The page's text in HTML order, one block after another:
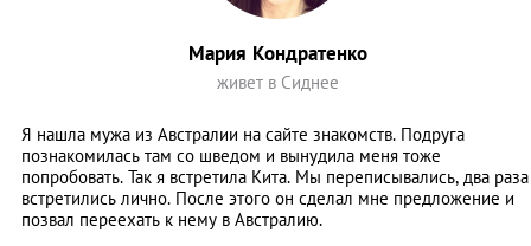
Мария Кондратенко
живет в Сиднее
Я нашла мужа из Австралии на сайте знакомств. Подруга
познакомилась там со шведом и вынудила меня тоже
попробовать. Так я встретила Кита. Мы переписывались, два раза
встретились лично. После этого он сделал мне предложение и
позвал переехать к нему в Австралию.